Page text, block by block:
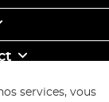
services, vous